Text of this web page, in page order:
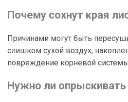
Почему сохнут края
Причинами могут быть
слишком сухой воздух,
повреждение корневой
Нужно ли опрыскивать